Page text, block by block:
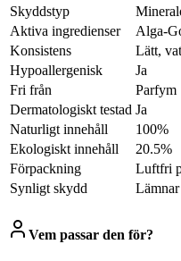
Skyddstyp
Aktiva ingredienser
Alga-
Konsistens
Lätt,
Hypoallergenisk
Ja
Fri från
Parfym
Dermatologiskt testad Ja
Naturligt innehåll
100%
Ekologiskt innehåll
20.5%
Förpackning
Luftfri
Synligt skydd
Vem passar den för?